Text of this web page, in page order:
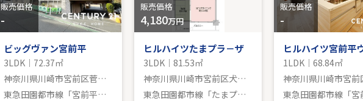
販売価格
-
ビッグヴァン宮前平
3LDK｜72.37㎡
神奈川県川崎市宮前区菅生２丁目
東急田園都市線「宮前平」駅 バス15分 「菅生中学校」 停歩6分
販売価格
4,180万円
ヒルハイツたまプラ－ザ
3LDK｜81.53㎡
神奈川県川崎市宮前区犬蔵３丁目
東急田園都市線「たまプラーザ」駅 徒歩19分
販売価格
-
1LDK｜68.84㎡